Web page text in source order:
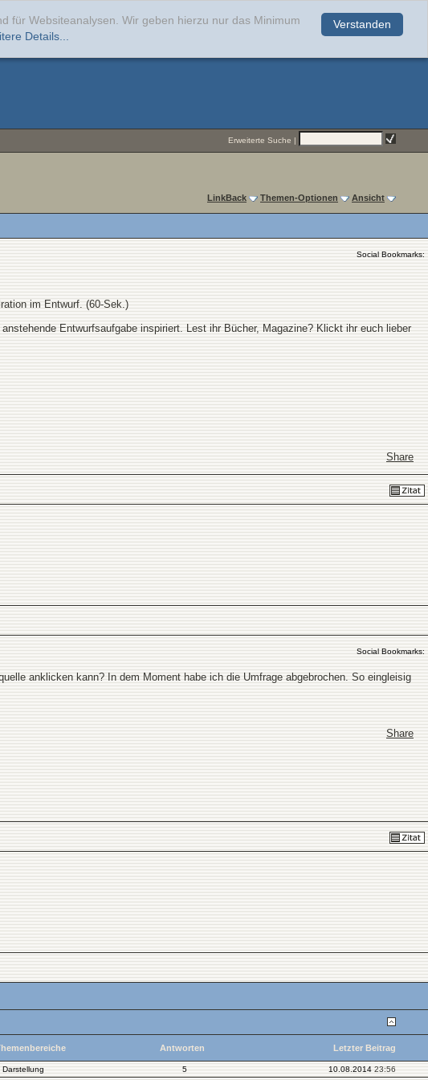
Verstanden
für Websiteanalysen. Wir geben hierzu nur das Minimum
Details...
Erweiterte Suche |
LinkBack Themen-Optionen Ansicht
Social Bookmarks:
im Entwurf. (60-Sek.)
Entwurfsaufgabe inspiriert. Lest ihr Bücher, Magazine? Klickt ihr euch lieber
Share
Social Bookmarks:
anklicken kann? In dem Moment habe ich die Umfrage abgebrochen. So eingleisig
Share
Antworten Letzter Beitrag
5 10.08.2014 23:56